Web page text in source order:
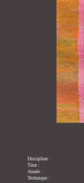
Discipline :
Titre :
Année :
Technique :